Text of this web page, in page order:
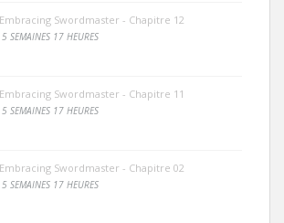
Swordmaster - Chapitre 12
SEMAINES 17 HEURES
Swordmaster - Chapitre 11
SEMAINES 17 HEURES
Swordmaster - Chapitre 02
SEMAINES 17 HEURES